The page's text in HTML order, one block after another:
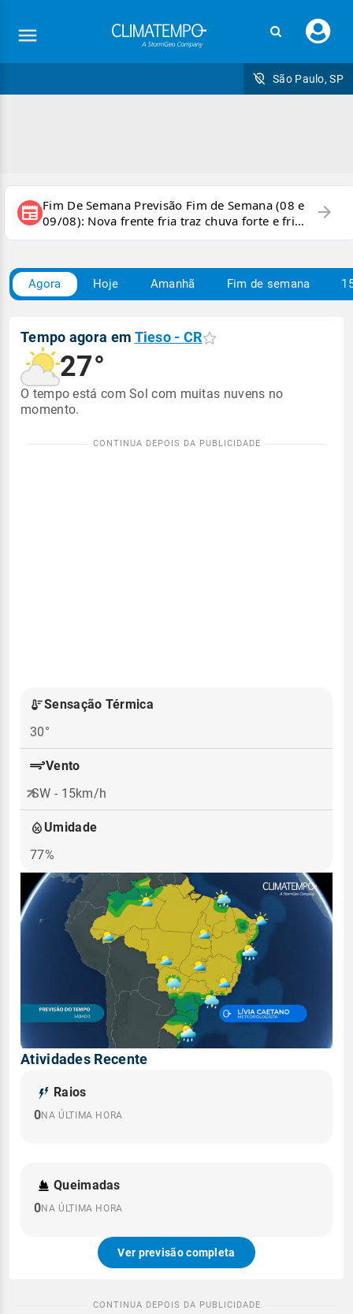
seu
São Paulo, SP
newspaper Fim De Semana Previsão Fim de Semana (08 e
09/08): Nova frente fria traz chuva forte e frio
para áreas do país
arrow_forward
Agora Hoje Amanhã Fim de semana
Tempo agora em Tieso - CR
27°
O tempo está com Sol com muitas nuvens no
momento.
Sensação Térmica
30°
Vento
SW - 15km/h
Umidade
77%
Atividades Recente
Raios
0NA ÚLTIMA HORA
Queimadas
0NA ÚLTIMA HORA
Ver previsão completa